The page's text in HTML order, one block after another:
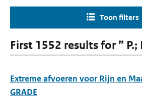
Toon filters
First 1552 results for ” P.;
Extreme afvoeren voor Rijn en
GRADE